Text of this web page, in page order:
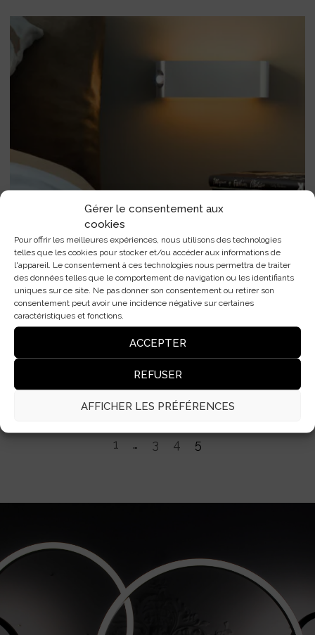
Gérer le consentement aux
cookies
Pour offrir les meilleures expériences, nous utilisons des technologies
telles que les cookies pour stocker et/ou accéder aux informations de
l'appareil. Le consentement à ces technologies nous permettra de traiter
des données telles que le comportement de navigation ou les identifiants
uniques sur ce site. Ne pas donner son consentement ou retirer son
consentement peut avoir une incidence négative sur certaines
caractéristiques et fonctions.
ACCEPTER
REFUSER
AFFICHER LES PRÉFÉRENCES
5 appliques murales pour chambre idéales
en rénovation
02/05/2024
LEER ARTÍCULO
1 … 3 4 5